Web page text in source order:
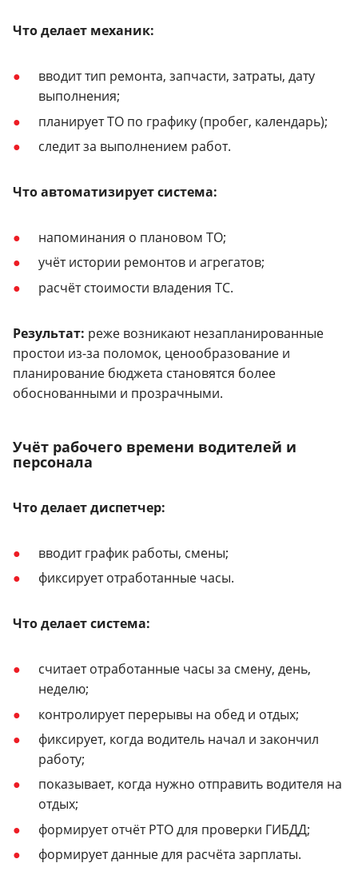
Что делает механик:
вводит тип ремонта, запчасти, затраты, дату
выполнения;
планирует ТО по графику (пробег, календарь);
следит за выполнением работ.
Что автоматизирует система:
напоминания о плановом ТО;
учёт истории ремонтов и агрегатов;
расчёт стоимости владения ТС.
Результат: реже возникают незапланированные
простои из-за поломок, ценообразование и
планирование бюджета становятся более
обоснованными и прозрачными.
Учёт рабочего времени водителей и
персонала
Что делает диспетчер:
вводит график работы, смены;
фиксирует отработанные часы.
Что делает система:
считает отработанные часы за смену, день,
неделю;
контролирует перерывы на обед и отдых;
фиксирует, когда водитель начал и закончил
работу;
показывает, когда нужно отправить водителя на
отдых;
формирует отчёт РТО для проверки ГИБДД;
формирует данные для расчёта зарплаты.